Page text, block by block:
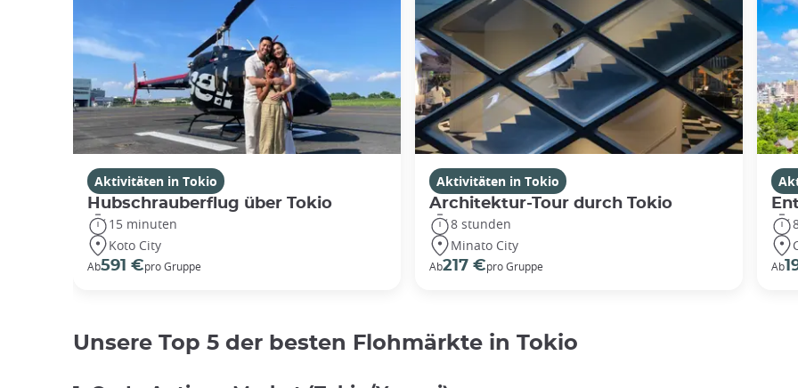
Aktivitäten in Tokio
Hubschrauberflug über Tokio
15 minuten
Koto City
Ab591 €pro Gruppe
Aktivitäten in Tokio
Architektur-Tour durch Tokio
8 stunden
Minato City
Ab217 €pro Gruppe Ab
Unsere Top 5 der besten Flohmärkte in Tokio